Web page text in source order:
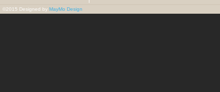
©2015 Designed by MayMo Design